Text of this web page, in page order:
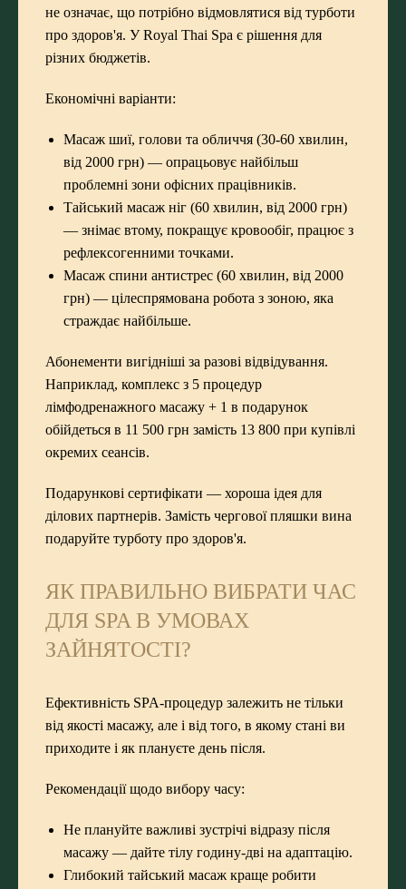
не означає, що потрібно відмовлятися від турботи
про здоров'я. У Royal Thai Spa є рішення для
різних бюджетів.
Економічні варіанти:
Масаж шиї, голови та обличчя (30-60 хвилин,
від 2000 грн) — опрацьовує найбільш
проблемні зони офісних працівників.
Тайський масаж ніг (60 хвилин, від 2000 грн)
— знімає втому, покращує кровообіг, працює з
рефлексогенними точками.
Масаж спини антистрес (60 хвилин, від 2000
грн) — цілеспрямована робота з зоною, яка
страждає найбільше.
Абонементи вигідніші за разові відвідування.
Наприклад, комплекс з 5 процедур
лімфодренажного масажу + 1 в подарунок
обійдеться в 11 500 грн замість 13 800 при купівлі
окремих сеансів.
Подарункові сертифікати — хороша ідея для
ділових партнерів. Замість чергової пляшки вина
подаруйте турботу про здоров'я.
ЯК ПРАВИЛЬНО ВИБРАТИ ЧАС
ДЛЯ SPA В УМОВАХ
ЗАЙНЯТОСТІ?
Ефективність SPA-процедур залежить не тільки
від якості масажу, але і від того, в якому стані ви
приходите і як плануєте день після.
Рекомендації щодо вибору часу:
Не плануйте важливі зустрічі відразу після
масажу — дайте тілу годину-дві на адаптацію.
Глибокий тайський масаж краще робити